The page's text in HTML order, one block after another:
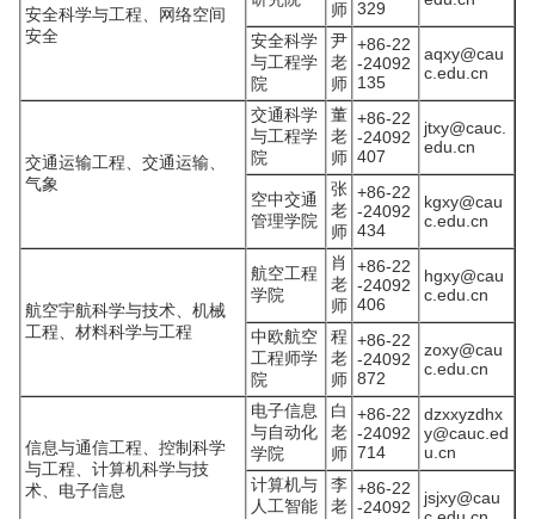
安全科学与工程、网络空间
安全
师 329
安全科学
与工程学
院
尹
老
师
+86-22
-24092
135
aqxy@cau
c.edu.cn
交通运输工程、交通运输、
气象
交通科学
与工程学
院
董
老
师
+86-22
-24092
407
jtxy@cauc.
edu.cn
空中交通
管理学院
张
老
师
+86-22
-24092
434
kgxy@cau
c.edu.cn
航空宇航科学与技术、机械
工程、材料科学与工程
航空工程
学院
肖
老
师
+86-22
-24092
406
hgxy@cau
c.edu.cn
中欧航空
工程师学
院
程
老
师
+86-22
-24092
872
zoxy@cau
c.edu.cn
信息与通信工程、控制科学
与工程、计算机科学与技
术、电子信息
电子信息
与自动化
学院
白
老
师
+86-22
-24092
714
dzxxyzdhx
y@cauc.ed
u.cn
计算机与
人工智能
李
老
+86-22
-24092
jsjxy@cau